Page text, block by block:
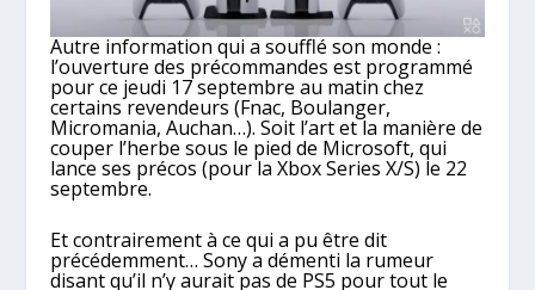
Autre information qui a soufflé son monde :
l’ouverture des précommandes est programmé
pour ce jeudi 17 septembre au matin chez
certains revendeurs (Fnac, Boulanger,
Micromania, Auchan…). Soit l’art et la manière de
couper l’herbe sous le pied de Microsoft, qui
lance ses précos (pour la Xbox Series X/S) le 22
septembre.
Et contrairement à ce qui a pu être dit
précédemment… Sony a démenti la rumeur
disant qu’il n’y aurait pas de PS5 pour tout le